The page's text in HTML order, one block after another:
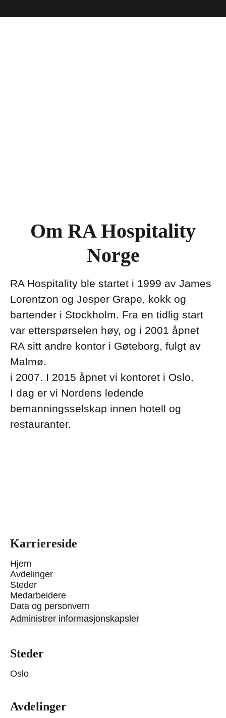
Om RA Hospitality
Norge
RA Hospitality ble startet i 1999 av James
Lorentzon og Jesper Grape, kokk og
bartender i Stockholm. Fra en tidlig start
var etterspørselen høy, og i 2001 åpnet
RA sitt andre kontor i Gøteborg, fulgt av
Malmø.
i 2007. I 2015 åpnet vi kontoret i Oslo.
I dag er vi Nordens ledende
bemanningsselskap innen hotell og
restauranter.
Karriereside
Hjem
Avdelinger
Steder
Medarbeidere
Data og personvern
Administrer informasjonskapsler
Steder
Oslo
Avdelinger